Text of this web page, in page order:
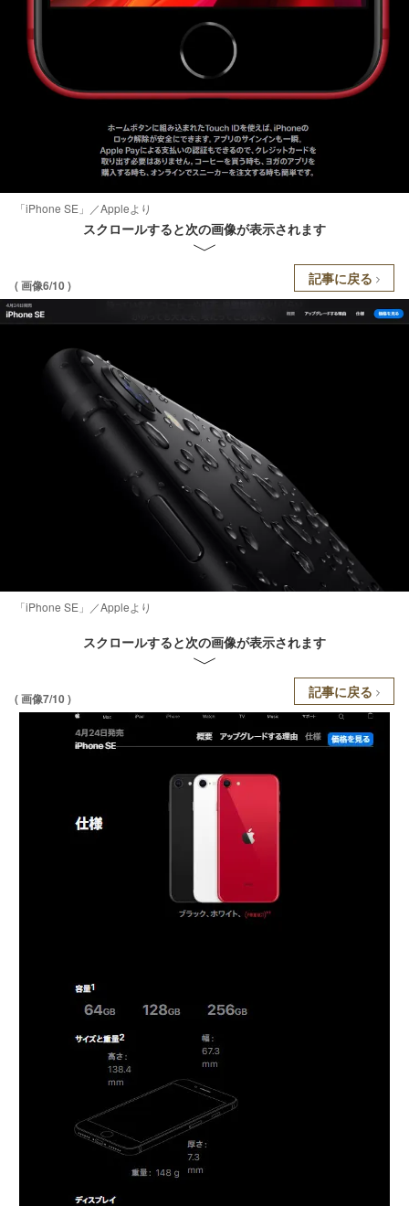
「iPhone SE」／Appleより
スクロールすると次の画像が表示されます
( 画像6/10 ) 記事に戻る
「iPhone SE」／Appleより
スクロールすると次の画像が表示されます
( 画像7/10 ) 記事に戻る